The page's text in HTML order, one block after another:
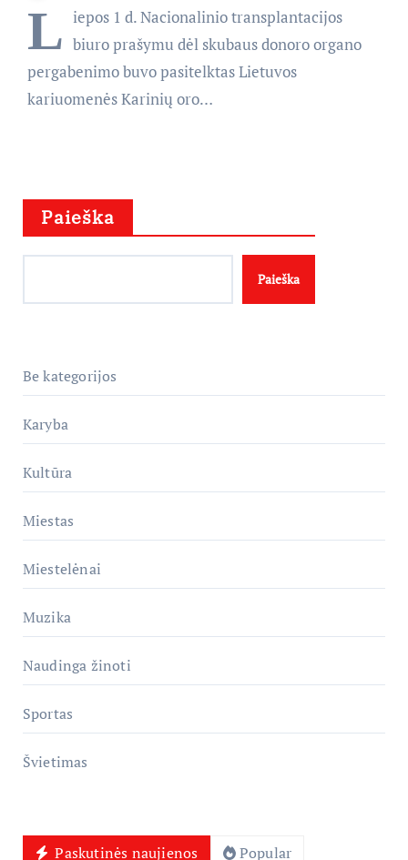
L iepos 1 d. Nacionalinio transplantacijos
biuro prašymu dėl skubaus donoro organo
pergabenimo buvo pasitelktas Lietuvos
kariuomenės Karinių oro…
Paieška
Paieška
Be kategorijos
Karyba
Kultūra
Miestas
Miestelėnai
Muzika
Naudinga žinoti
Sportas
Švietimas
Paskutinės naujienos Popular